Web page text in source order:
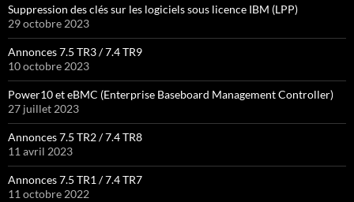
Suppression des clés sur les logiciels sous licence IBM (LPP)
29 octobre 2023
Annonces 7.5 TR3 / 7.4 TR9
10 octobre 2023
Power10 et eBMC (Enterprise Baseboard Management Controller)
27 juillet 2023
Annonces 7.5 TR2 / 7.4 TR8
11 avril 2023
Annonces 7.5 TR1 / 7.4 TR7
11 octobre 2022